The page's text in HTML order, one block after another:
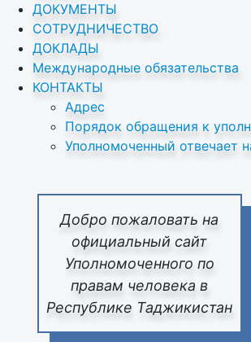
ДОКУМЕНТЫ
СОТРУДНИЧЕСТВО
ДОКЛАДЫ
Международные обязательства
КОНТАКТЫ
Адрес
Порядок обращения к
Уполномоченный отвечает
Добро пожаловать на
официальный сайт
Уполномоченного по
правам человека в
Республике Таджикистан